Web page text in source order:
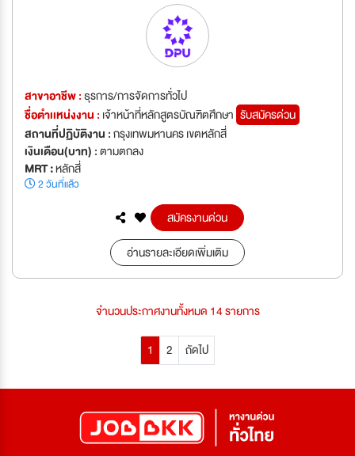
สาขาอาชีพ :ธุรการ/การจัดการทั่วไป
ชื่อตำเเหน่งงาน : เจ้าหน้าที่หลักสูตรบัณฑิตศึกษา รับสมัครด่วน
สถานที่ปฏิบัติงาน :กรุงเทพมหานคร เขตหลักสี่
เงินเดือน(บาท) :ตามตกลง
MRT :หลักสี่
2 วันที่แล้ว
สมัครงานด่วน
อ่านรายละเอียดเพิ่มเติม
จำนวนประกาศงานทั้งหมด 14 รายการ
1 2 ถัดไป